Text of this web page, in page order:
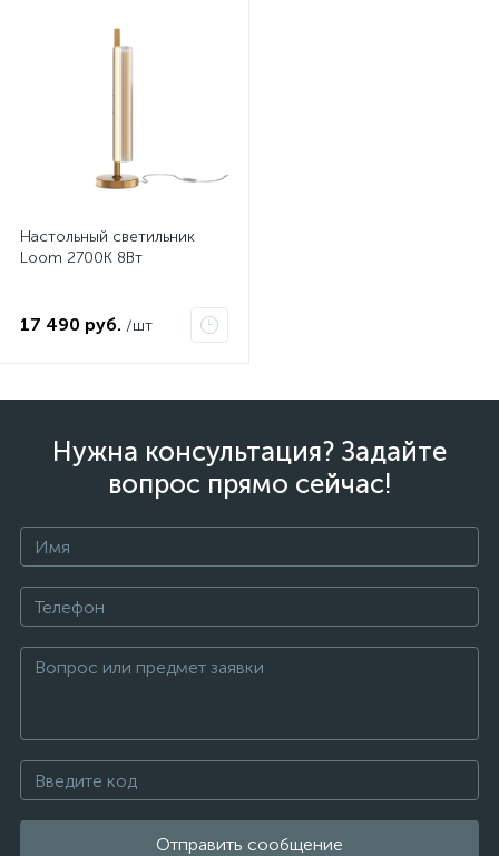
Настольный светильник
Loom 2700К 8Вт
17 490 руб. /шт
Нужна консультация? Задайте
вопрос прямо сейчас!
Отправить сообщение